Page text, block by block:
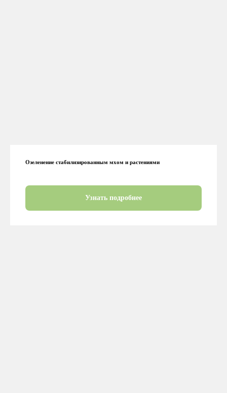
Озеленение стабилизированным мхом и растениями
Узнать подробнее